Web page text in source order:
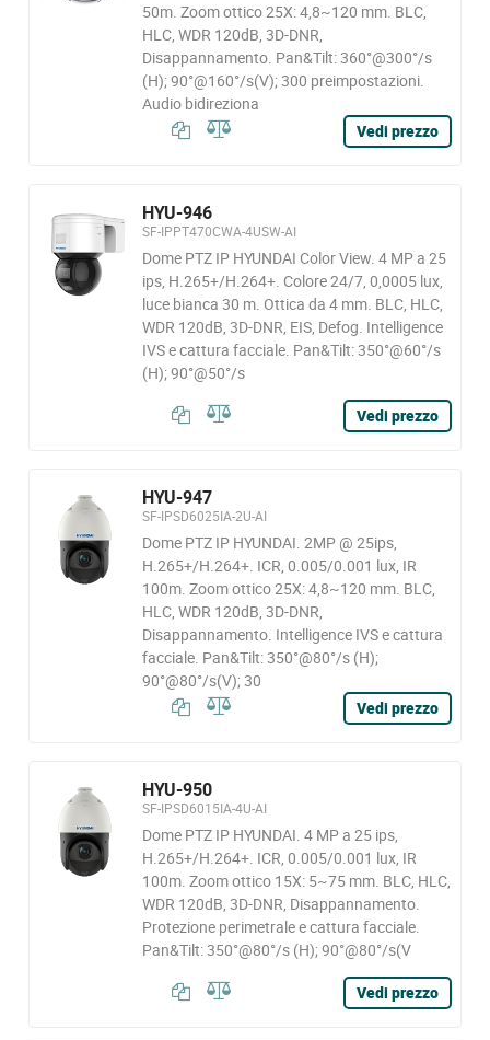
50m. Zoom ottico 25X: 4,8~120 mm. BLC,
HLC, WDR 120dB, 3D-DNR,
Disappannamento. Pan&Tilt: 360°@300°/s
(H); 90°@160°/s(V); 300 preimpostazioni.
Audio bidireziona
Vedi prezzo
HYU-946
SF-IPPT470CWA-4USW-AI
Dome PTZ IP HYUNDAI Color View. 4 MP a 25
ips, H.265+/H.264+. Colore 24/7, 0,0005 lux,
luce bianca 30 m. Ottica da 4 mm. BLC, HLC,
WDR 120dB, 3D-DNR, EIS, Defog. Intelligence
IVS e cattura facciale. Pan&Tilt: 350°@60°/s
(H); 90°@50°/s
Vedi prezzo
HYU-947
SF-IPSD6025IA-2U-AI
Dome PTZ IP HYUNDAI. 2MP @ 25ips,
H.265+/H.264+. ICR, 0.005/0.001 lux, IR
100m. Zoom ottico 25X: 4,8~120 mm. BLC,
HLC, WDR 120dB, 3D-DNR,
Disappannamento. Intelligence IVS e cattura
facciale. Pan&Tilt: 350°@80°/s (H);
90°@80°/s(V); 30
Vedi prezzo
HYU-950
SF-IPSD6015IA-4U-AI
Dome PTZ IP HYUNDAI. 4 MP a 25 ips,
H.265+/H.264+. ICR, 0.005/0.001 lux, IR
100m. Zoom ottico 15X: 5~75 mm. BLC, HLC,
WDR 120dB, 3D-DNR, Disappannamento.
Protezione perimetrale e cattura facciale.
Pan&Tilt: 350°@80°/s (H); 90°@80°/s(V
Vedi prezzo